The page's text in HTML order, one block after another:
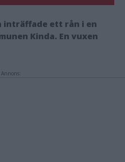
inträffade ett rån i en
Kinda. En vuxen
Annons: